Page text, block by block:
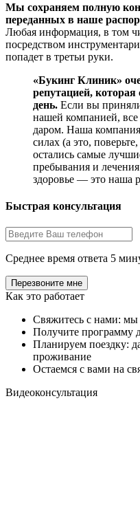
Мы сохраняем полную
переданных в наше
Любая информация, в том
посредством
попадет в третьи руки.
«Букинг Клиник»
репутацией, которая
день. Если вы
нашей компанией,
даром. Наша
силах (а это,
остались самые
пребывания и
здоровье — это наша
Быстрая консультация
Среднее время ответа 5
Как это работает
Свяжитесь с нами: мы
Получите программу
Планируем поездку:
проживание
Остаемся с вами на
Видеоконсультация